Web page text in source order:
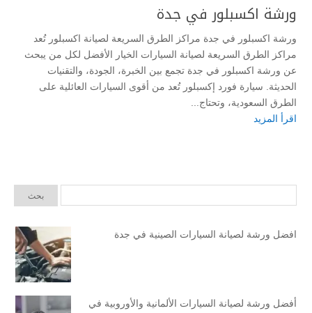
ورشة اكسبلور في جدة
ورشة اكسبلور في جدة مراكز الطرق السريعة لصيانة اكسبلور تُعد
مراكز الطرق السريعة لصيانة السيارات الخيار الأفضل لكل من يبحث
عن ورشة اكسبلور في جدة تجمع بين الخبرة، الجودة، والتقنيات
الحديثة. سيارة فورد إكسبلور تُعد من أقوى السيارات العائلية على
الطرق السعودية، وتحتاج...
اقرأ المزيد
افضل ورشة لصيانة السيارات الصينية في جدة
أفضل ورشة لصيانة السيارات الألمانية والأوروبية في